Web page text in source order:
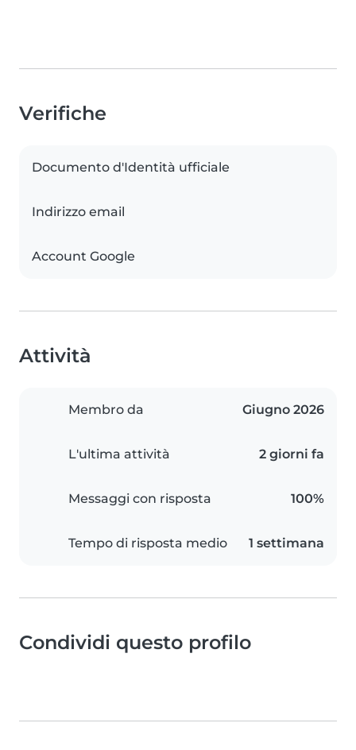
Verifiche
Documento d'Identità ufficiale
Indirizzo email
Account Google
Attività
Membro da Giugno 2026
L'ultima attività 2 giorni fa
Messaggi con risposta 100%
Tempo di risposta medio 1 settimana
Condividi questo profilo